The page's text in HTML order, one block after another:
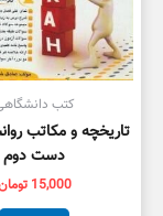
کتب
تاریخچه و مکاتب
دست دوم
15,000